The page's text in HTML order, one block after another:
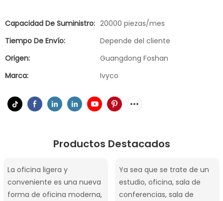
Capacidad De Suministro: 20000 piezas/mes
Tiempo De Envío:
Depende del cliente
Origen:
Guangdong Foshan
Marca:
Ivyco
Productos Destacados
La oficina ligera y
conveniente es una nueva
forma de oficina moderna,
Ya sea que se trate de un
estudio, oficina, sala de
conferencias, sala de